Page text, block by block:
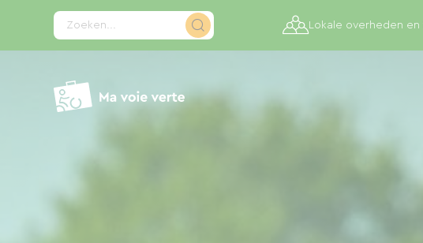
Zoeken... Lokale overheden
Cookies beheer paneel